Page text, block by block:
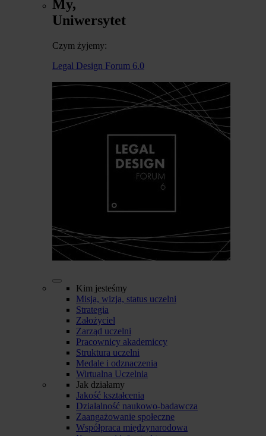
My,
Uniwersytet
Czym żyjemy:
Legal Design Forum 6.0
Kim jesteśmy
Misja, wizja, status uczelni
Strategia
Założyciel
Zarząd uczelni
Pracownicy akademiccy
Struktura uczelni
Medale i odznaczenia
Wirtualna Uczelnia
Jak działamy
Jakość kształcenia
Działalność naukowo-badawcza
Zaangażowanie społeczne
Współpraca międzynarodowa